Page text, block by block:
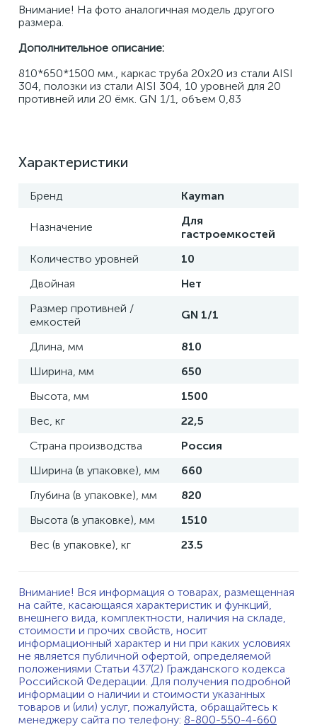
Внимание! На фото аналогичная модель другого
размера.
Дополнительное описание:
810*650*1500 мм., каркас труба 20х20 из стали AISI
304, полозки из стали AISI 304, 10 уровней для 20
противней или 20 ёмк. GN 1/1, объем 0,83
Характеристики
Бренд Kayman
Назначение
Для
гастроемкостей
Количество уровней
10
Двойная
Нет
Размер противней /
емкостей
GN 1/1
Длина, мм
810
Ширина, мм
650
Высота, мм
1500
Вес, кг
22,5
Страна производства
Россия
Ширина (в упаковке), мм
660
Глубина (в упаковке), мм
820
Высота (в упаковке), мм
1510
Вес (в упаковке), кг
23.5
Внимание! Вся информация о товарах, размещенная
на сайте, касающаяся характеристик и функций,
внешнего вида, комплектности, наличия на складе,
стоимости и прочих свойств, носит
информационный характер и ни при каких условиях
не является публичной офертой, определяемой
положениями Статьи 437(2) Гражданского кодекса
Российской Федерации. Для получения подробной
информации о наличии и стоимости указанных
товаров и (или) услуг, пожалуйста, обращайтесь к
менеджеру сайта по телефону: 8-800-550-4-660